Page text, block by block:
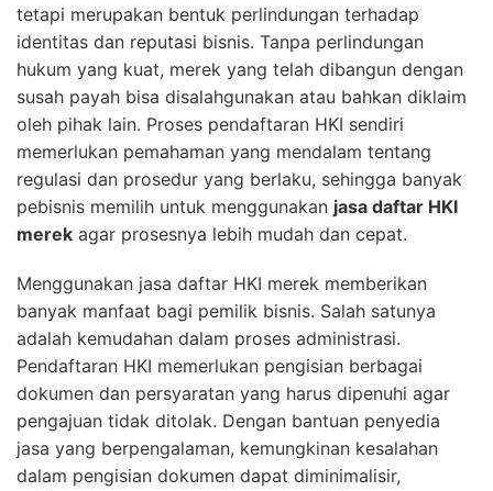
tetapi merupakan bentuk perlindungan terhadap
identitas dan reputasi bisnis. Tanpa perlindungan
hukum yang kuat, merek yang telah dibangun dengan
susah payah bisa disalahgunakan atau bahkan diklaim
oleh pihak lain. Proses pendaftaran HKI sendiri
memerlukan pemahaman yang mendalam tentang
regulasi dan prosedur yang berlaku, sehingga banyak
pebisnis memilih untuk menggunakan jasa daftar HKI
merek agar prosesnya lebih mudah dan cepat.
Menggunakan jasa daftar HKI merek memberikan
banyak manfaat bagi pemilik bisnis. Salah satunya
adalah kemudahan dalam proses administrasi.
Pendaftaran HKI memerlukan pengisian berbagai
dokumen dan persyaratan yang harus dipenuhi agar
pengajuan tidak ditolak. Dengan bantuan penyedia
jasa yang berpengalaman, kemungkinan kesalahan
dalam pengisian dokumen dapat diminimalisir,